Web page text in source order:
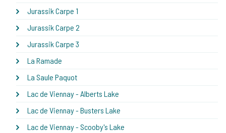
Jurassik Carpe 1
Jurassik Carpe 2
Jurassik Carpe 3
La Ramade
La Saule Paquot
Lac de Viennay - Alberts Lake
Lac de Viennay - Busters Lake
Lac de Viennay - Scooby's Lake